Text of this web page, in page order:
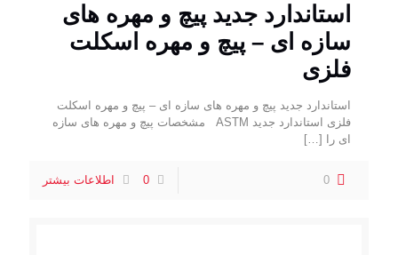
استاندارد جدید پیچ و مهره های
سازه ای – پیچ و مهره اسکلت
فلزی
استاندارد جدید پیچ و مهره های سازه ای – پیچ و مهره اسکلت
فلزی استاندارد جدید ASTM مشخصات پیچ و مهره های سازه
ای را
[…]
0
0 اطلاعات بیشتر